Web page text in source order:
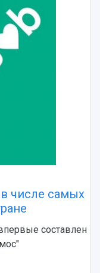
числе самых
составлен